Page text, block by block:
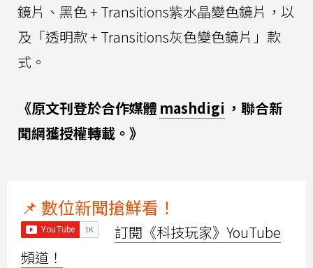
鏡片、黑色 + Transitions紫水晶變色鏡片，以
及「透明款 + Transitions灰色變色鏡片」款
式。
《原文刊登於合作媒體 mashdigi ，聯合新
聞網獲授權轉載。》
📌 數位新聞搶鮮看！
訂閱《科技玩家》YouTube
頻道！